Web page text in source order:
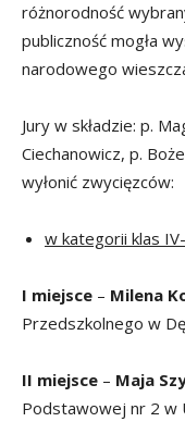
różnorodność
publiczność mogła
narodowego
Jury w składzie: p.
Ciechanowicz, p.
wyłonić zwycięzców:
w kategorii klas
I miejsce – Milena
Przedszkolnego w
II miejsce – Maja
Podstawowej nr 2 w